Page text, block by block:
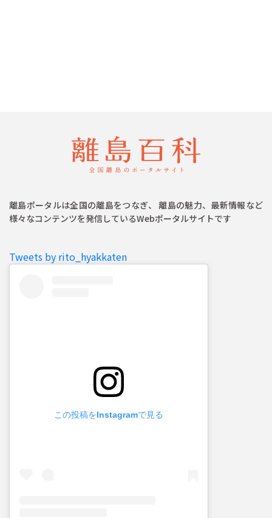
離島ポータルは全国の離島をつなぎ、 離島の魅力、最新情報など
様々なコンテンツを発信しているWebポータルサイトです
Tweets by rito_hyakkaten
この投稿をInstagramで見る